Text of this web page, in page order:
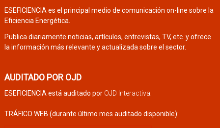
ESEFICIENCIA es el principal medio de comunicación on-line sobre la
Eficiencia Energética.
Publica diariamente noticias, artículos, entrevistas, TV, etc. y ofrece
la información más relevante y actualizada sobre el sector.
AUDITADO POR OJD
ESEFICIENCIA está auditado por OJD Interactiva
TRÁFICO WEB (durante último mes auditado disponible):